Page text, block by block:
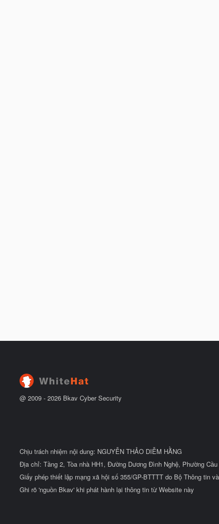
@ 2009 - 2026 Bkav Cyber Security
Chịu trách nhiệm nội dung: NGUYỄN THẢO DIỄM HẰNG
Địa chỉ: Tầng 2, Tòa nhà HH1, Đường Dương Đình Nghệ, Phường
Giấy phép thiết lập mạng xã hội số 355/GP-BTTTT do Bộ Thông tin
Ghi rõ 'nguồn Bkav' khi phát hành lại thông tin từ Website này